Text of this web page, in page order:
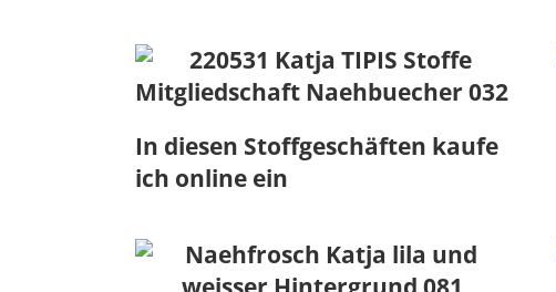
In diesen Stoffgeschäften kaufe
ich online ein